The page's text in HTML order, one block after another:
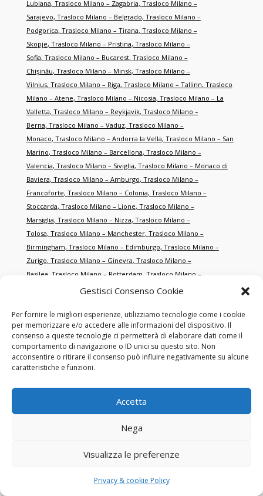
Gestisci Consenso Cookie
Per fornire le migliori esperienze, utilizziamo tecnologie come i cookie
per memorizzare e/o accedere alle informazioni del dispositivo. Il
consenso a queste tecnologie ci permetterà di elaborare dati come il
comportamento di navigazione o ID unici su questo sito. Non
acconsentire o ritirare il consenso può influire negativamente su alcune
caratteristiche e funzioni.
Accetta
Nega
Visualizza le preferenze
Privacy & cookie Policy
Lubiana, Trasloco Milano – Zagabria, Trasloco Milano –
Sarajevo, Trasloco Milano – Belgrado, Trasloco Milano –
Podgorica, Trasloco Milano – Tirana, Trasloco Milano –
Skopje, Trasloco Milano – Pristina, Trasloco Milano –
Sofia, Trasloco Milano – Bucarest, Trasloco Milano –
Chişinău, Trasloco Milano – Minsk, Trasloco Milano –
Vilnius, Trasloco Milano – Riga, Trasloco Milano – Tallinn, Trasloco
Milano – Atene, Trasloco Milano – Nicosia, Trasloco Milano – La
Valletta, Trasloco Milano – Reykjavik, Trasloco Milano –
Berna, Trasloco Milano – Vaduz, Trasloco Milano –
Monaco, Trasloco Milano – Andorra la Vella, Trasloco Milano – San
Marino, Trasloco Milano – Barcellona, Trasloco Milano –
Valencia, Trasloco Milano – Siviglia, Trasloco Milano – Monaco di
Baviera, Trasloco Milano – Amburgo, Trasloco Milano –
Francoforte, Trasloco Milano – Colonia, Trasloco Milano –
Stoccarda, Trasloco Milano – Lione, Trasloco Milano –
Marsiglia, Trasloco Milano – Nizza, Trasloco Milano –
Tolosa, Trasloco Milano – Manchester, Trasloco Milano –
Birmingham, Trasloco Milano – Edimburgo, Trasloco Milano –
Zurigo, Trasloco Milano – Ginevra, Trasloco Milano –
Basilea Trasloco Milano – Rotterdam Trasloco Milano –
Trasloco Milano – Porto
Trasloco Milano –
Brno,Trasloco Milano – Salisburgo ,Trasloco Milano –
Graz,Trasloco Milano – Salonicco,Trasloco Milano –
Trasloco Milano – Istanbul
Antalya,Trasloco Milano – Dubai,Trasloco Milano – Abu
Dhabi,Trasloco Milano – Doha
Trasloco Milano – Tokyo
Trasloco Milano – Pechino
Trasloco Milano – San
Trasloco Milano – Washington
Trasloco Milano –